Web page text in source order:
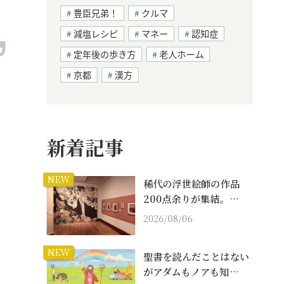
豊臣兄弟！
クルマ
減塩レシピ
マネー
認知症
定年後の歩き方
老人ホーム
京都
漢方
新着記事
NEW
稀代の浮世絵師の作品
200点余りが集結。…
2026/08/06
NEW
聖書を読んだことはない
がアダムもノアも知…